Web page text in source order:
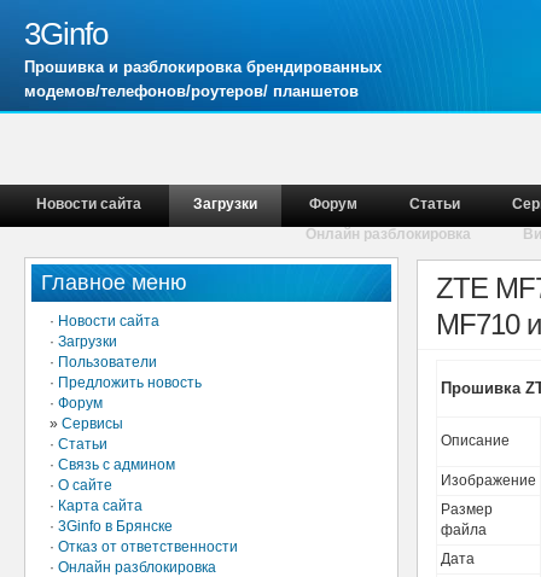
3Ginfo
Прошивка и разблокировка брендированных
модемов/телефонов/роутеров/ планшетов
Новости сайта Загрузки Форум Статьи
Онлайн разблокировка
Главное меню
· Новости сайта
· Загрузки
· Пользователи
· Предложить новость
· Форум
» Сервисы
· Статьи
· Связь с админом
· О сайте
· Карта сайта
· 3Ginfo в Брянске
· Отказ от ответственности
· Онлайн разблокировка
ZTE
MF710
Прошивка
Описание
Изображение
Размер
файла
Дата